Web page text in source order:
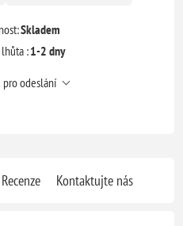
Skladem
:1-2 dny
odeslání
Recenze Kontaktujte nás